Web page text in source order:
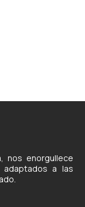
nos enorgullece
a las